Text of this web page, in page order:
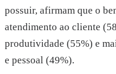
possuir, afirmam que o
atendimento ao cliente
produtividade (55%) e
e pessoal (49%).